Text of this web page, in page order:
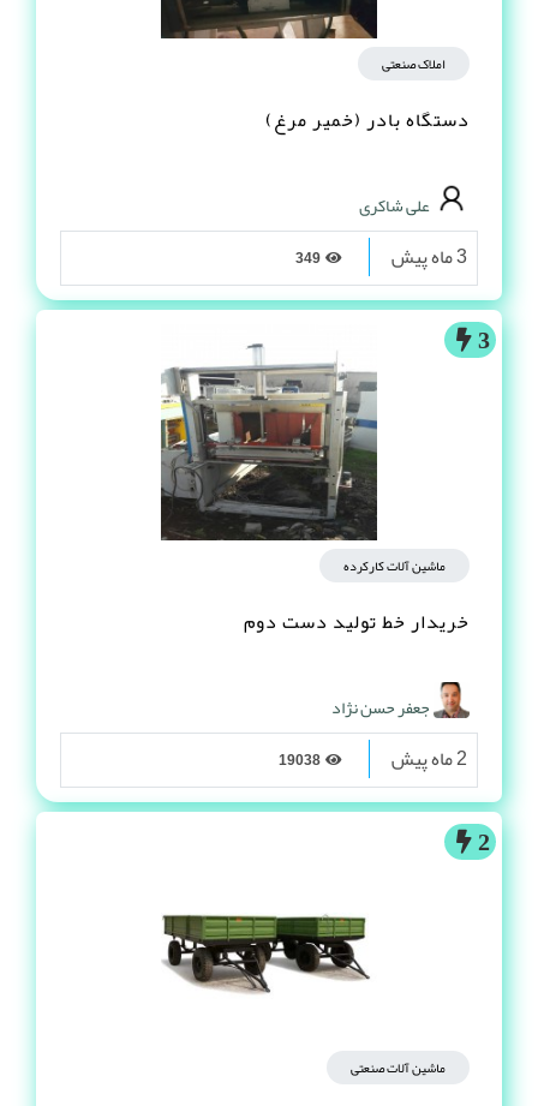
املاک صنعتی
دستگاه بادر (خمیر مرغ)
علی شاکری
3 ماه پیش
3
ماشین آلات کارکرده
خریدار خط تولید دست دوم
جعفر حسن نژاد
2 ماه پیش
2
ماشین آلات صنعتی